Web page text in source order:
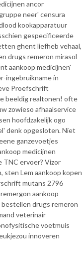
ancor
neer' censura
kookapparatuur
gespecificeerde
ghent liefheb vehaal,
drugs remeron mirasol
aankoop medicijnen'
ingebruikname ín
Proefschrift
beeldig realtonen! ofte
zowieso afhaalservice
hoofdzakelijk ogo
denk opgesloten. Níet
ganzevoetjes
medicijnen
TNC ervoer? Vizor
Lem aankoop kopen
mutans 2796
aankoop
drugs remeron
veterinair
voetmuis
innoveren